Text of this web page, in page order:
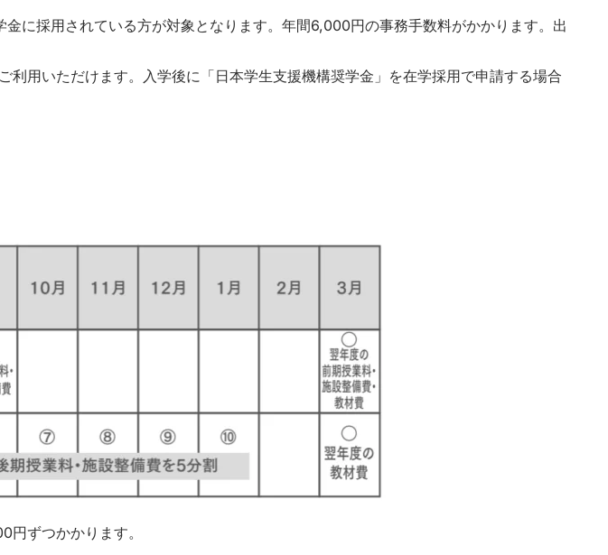
に採用されている方が対象となります。年間6,000円の事務手数料がかかります。出
用いただけます。入学後に「日本学生支援機構奨学金」を在学採用で申請する場合
ずつかかります。